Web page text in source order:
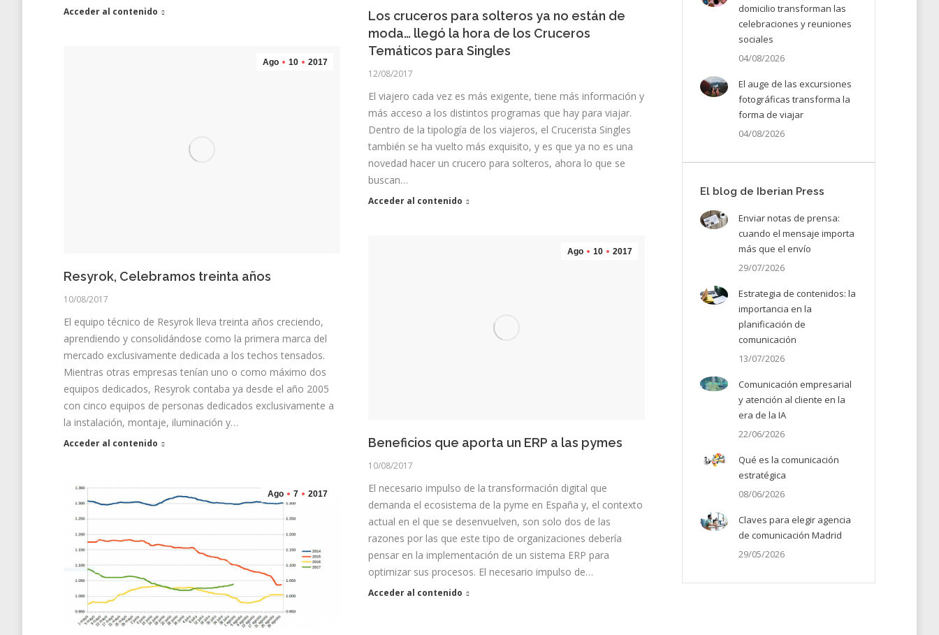
Acceder al contenido
Los cruceros para solteros ya no están de
moda… llegó la hora de los Cruceros
Temáticos para Singles
12/08/2017
El viajero cada vez es más exigente, tiene más información y
más acceso a los distintos programas que hay para viajar.
Dentro de la tipología de los viajeros, el Crucerista Singles
también se ha vuelto más exquisito, y es que ya no es una
novedad hacer un crucero para solteros, ahora lo que se
buscan…
Acceder al contenido
Ago 10 2017
Resyrok, Celebramos treinta años
10/08/2017
El equipo técnico de Resyrok lleva treinta años creciendo,
aprendiendo y consolidándose como la primera marca del
mercado exclusivamente dedicada a los techos tensados.
Mientras otras empresas tenían uno o como máximo dos
equipos dedicados, Resyrok contaba ya desde el año 2005
con cinco equipos de personas dedicados exclusivamente a
la instalación, montaje, iluminación y…
Acceder al contenido
Ago 10 2017
Beneficios que aporta un ERP a las pymes
10/08/2017
El necesario impulso de la transformación digital que
demanda el ecosistema de la pyme en España y, el contexto
actual en el que se desenvuelven, son solo dos de las
razones por las que este tipo de organizaciones debería
pensar en la implementación de un sistema ERP para
optimizar sus procesos. El necesario impulso de…
Acceder al contenido
Ago 7 2017
domicilio transforman las
celebraciones y reuniones
sociales
04/08/2026
El auge de las excursiones
fotográficas transforma la
forma de viajar
04/08/2026
El blog de Iberian Press
Enviar notas de prensa:
cuando el mensaje importa
más que el envío
29/07/2026
Estrategia de contenidos: la
importancia en la
planificación de
comunicación
13/07/2026
Comunicación empresarial
y atención al cliente en la
era de la IA
22/06/2026
Qué es la comunicación
estratégica
08/06/2026
Claves para elegir agencia
de comunicación Madrid
29/05/2026